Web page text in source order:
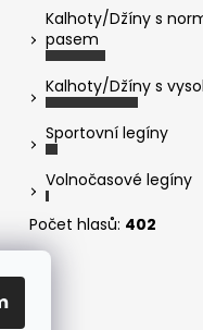
Kalhoty/Džíny s
pasem
Kalhoty/Džíny s
Sportovní legíny
Volnočasové legíny
Počet hlasů: 402